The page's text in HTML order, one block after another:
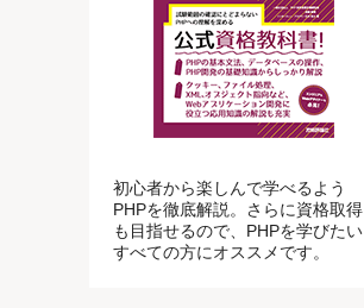
初心者から楽しんで学べるよう
PHPを徹底解説。さらに資格取得
も目指せるので、PHPを学びたい
すべての方にオススメです。